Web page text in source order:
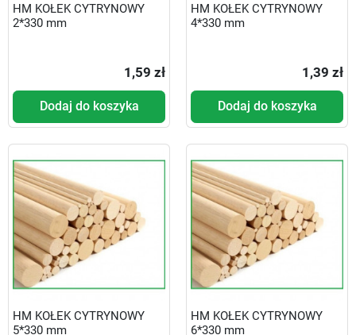
HM KOŁEK CYTRYNOWY
2*330 mm
1,59 zł
Dodaj do koszyka
HM KOŁEK CYTRYNOWY
4*330 mm
1,39 zł
Dodaj do koszyka
HM KOŁEK CYTRYNOWY
5*330 mm
HM KOŁEK CYTRYNOWY
6*330 mm